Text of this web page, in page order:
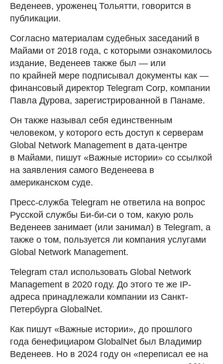
Веденеев, уроженец Тольятти, говорится в
публикации.
Согласно материалам судебных заседаний в
Майами от 2018 года, с которыми ознакомилось
издание, Веденеев также был — или
по крайней мере подписывал документы как —
финансовый директор Telegram Corp, компании
Павла Дурова, зарегистрированной в Панаме.
Он также называл себя единственным
человеком, у которого есть доступ к серверам
Global Network Management в дата-центре
в Майами, пишут «Важные истории» со ссылкой
на заявления самого Веденеева в
американском суде.
Пресс-служба Telegram не ответила на вопрос
Русской службы Би-би-си о том, какую роль
Веденеев занимает (или занимал) в Telegram, а
также о том, пользуется ли компания услугами
Global Network Management.
Telegram стал использовать Global Network
Management в 2020 году. До этого те же IP-
адреса принадлежали компании из Санкт-
Петербурга GlobalNet.
Как пишут «Важные истории», до прошлого
года бенефициаром GlobalNet был Владимир
Веденеев. Но в 2024 году он «переписал ее на